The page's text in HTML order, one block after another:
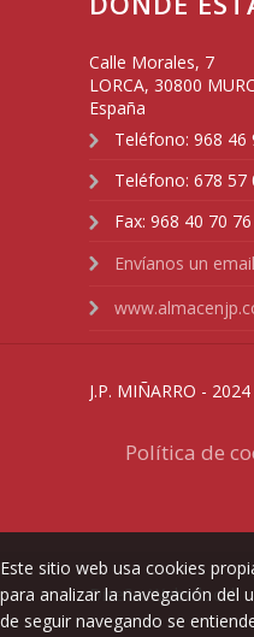
Este sitio web usa cookies
para analizar la navegación del
de seguir navegando se
Calle Morales, 7
LORCA, 30800
España
Teléfono: 968 46
Teléfono: 678 57
Fax: 968 40 70 76
Envíanos un email
J.P. MIÑARRO - 2024
Política de
Diseño Web nlocal